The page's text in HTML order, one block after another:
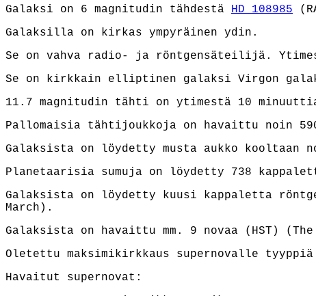
Galaksi on 6 magnitudin tähdestä HD 108985
Galaksilla on kirkas ympyräinen ydin.
Se on vahva radio- ja röntgensäteilijä.
Se on kirkkain elliptinen galaksi Virgon
11.7 magnitudin tähti on ytimestä 10 minuuttia
Pallomaisia tähtijoukkoja on havaittu noin
Galaksista on löydetty musta aukko kooltaan
Planetaarisia sumuja on löydetty 738
Galaksista on löydetty kuusi kappaletta
March).
Galaksista on havaittu mm. 9 novaa (HST)
Oletettu maksimikirkkaus supernovalle
Havaitut supernovat: